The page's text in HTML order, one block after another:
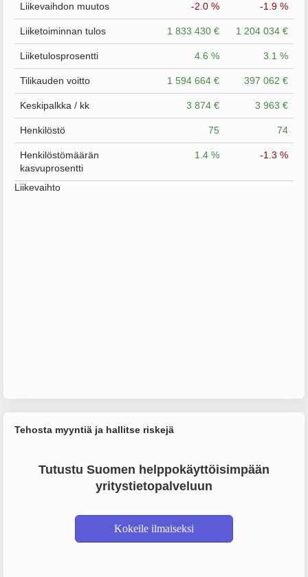
Liikevaihdon muutos -2.0 % -1.9 %
Liiketoiminnan tulos 1 833 430 € 1 204 034 €
Liiketulosprosentti 4.6 % 3.1 %
Tilikauden voitto 1 594 664 € 397 062 €
Keskipalkka / kk 3 874 € 3 963 €
Henkilöstö 75 74
Henkilöstömäärän
kasvuprosentti
1.4 % -1.3 %
Liikevaihto
Tehosta myyntiä ja hallitse riskejä
Tutustu Suomen helppokäyttöisimpään
yritystietopalveluun
Kokeile ilmaiseksi